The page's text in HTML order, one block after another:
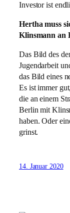
Investor ist
Hertha muss
Klinsmann an
Das Bild des
Jugendarbeit
das Bild eines
Es ist immer
die an einem
Berlin mit
haben. Oder
grinst.
14. Januar 2020